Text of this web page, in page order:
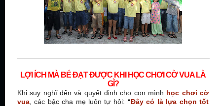
LỢI ÍCH MÀ BÉ ĐẠT ĐƯỢC KHI HỌC CHƠI CỜ VUA LÀ
GÌ?
Khi suy nghĩ đến và quyết định cho con mình học chơi cờ
vua , các bậc cha mẹ luôn tự hỏi: “Đây có là lựa chọn tốt